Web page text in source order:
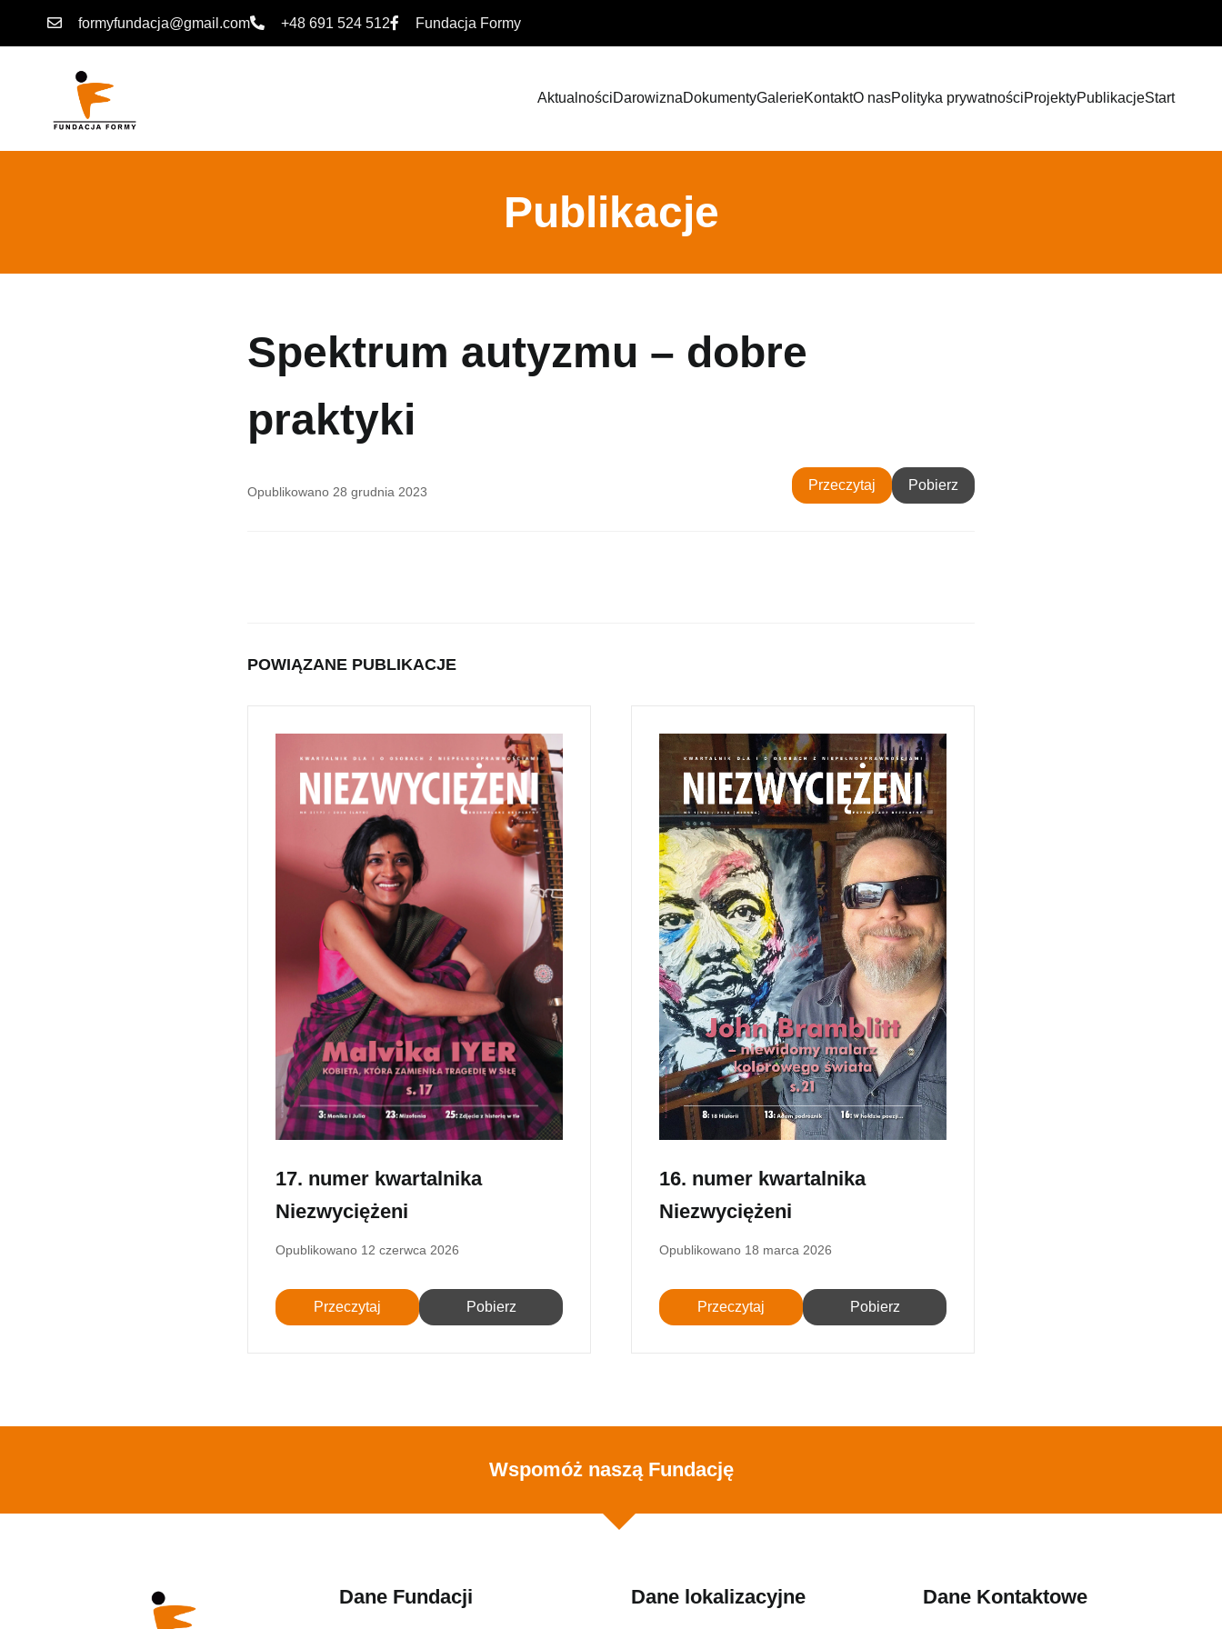
AktualnościDarowiznaDokumentyGalerieKontaktO nasPolityka prywatnościProjektyPublikacjeStart
formyfundacja@gmail.com +48 691 524 512 Fundacja Formy
Publikacje
Spektrum autyzmu – dobre
praktyki
Opublikowano 28 grudnia 2023 Przeczytaj Pobierz
POWIĄZANE PUBLIKACJE
17. numer kwartalnika
Niezwyciężeni
Opublikowano 12 czerwca 2026
Przeczytaj Pobierz
16. numer kwartalnika
Niezwyciężeni
Opublikowano 18 marca 2026
Przeczytaj Pobierz
Wspomóż naszą Fundację
Dane Fundacji Dane lokalizacyjne Dane Kontaktowe